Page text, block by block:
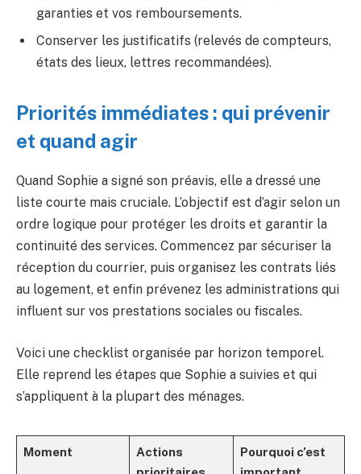
garanties et vos remboursements.
Conserver les justificatifs (relevés de compteurs,
états des lieux, lettres recommandées).
Priorités immédiates : qui prévenir
et quand agir
Quand Sophie a signé son préavis, elle a dressé une
liste courte mais cruciale. L’objectif est d’agir selon un
ordre logique pour protéger les droits et garantir la
continuité des services. Commencez par sécuriser la
réception du courrier, puis organisez les contrats liés
au logement, et enfin prévenez les administrations qui
influent sur vos prestations sociales ou fiscales.
Voici une checklist organisée par horizon temporel.
Elle reprend les étapes que Sophie a suivies et qui
s’appliquent à la plupart des ménages.
Moment
Actions
Pourquoi c’est